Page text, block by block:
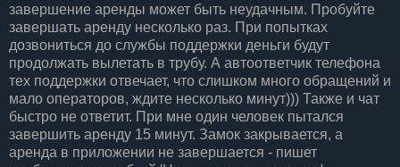
завершение аренды может быть неудачным. Пробуйте
завершать аренду несколько раз. При попытках
дозвониться до службы поддержки деньги будут
продолжать вылетать в трубу. А автоответчик телефона
тех поддержки отвечает, что слишком много обращений и
мало операторов, ждите несколько минут))) Также и чат
быстро не ответит. При мне один человек пытался
завершить аренду 15 минут. Замок закрывается, а
аренда в приложении не завершается - пишет